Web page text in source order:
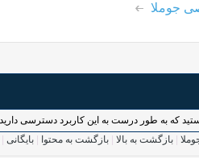
جوملا
بازگشت به بالا بازگشت به محتوا بایگانی